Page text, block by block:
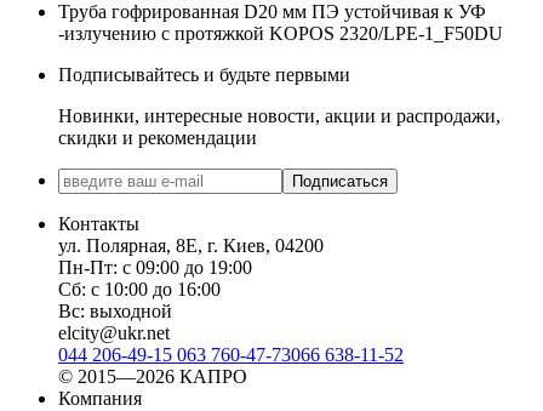
Труба гофрированная D20 мм ПЭ устойчивая к УФ
-излучению с протяжкой KOPOS 2320/LPE-1_F50DU
Подписывайтесь и будьте первыми
Новинки, интересные новости, акции и распродажи,
скидки и рекомендации
Подписаться
Контакты
ул. Полярная, 8Е, г. Киев, 04200
Пн-Пт: с 09:00 до 19:00
Сб: с 10:00 до 16:00
Вс: выходной
elcity@ukr.net
044 206-49-15 063 760-47-73066 638-11-52
© 2015—2026 КАПРО
Компания